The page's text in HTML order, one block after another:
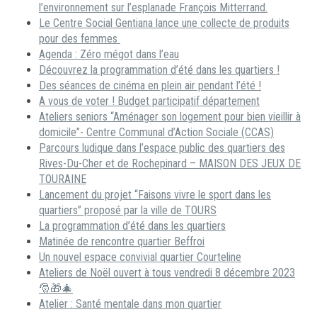
l’environnement sur l’esplanade François Mitterrand.
Le Centre Social Gentiana lance une collecte de produits
pour des femmes
Agenda : Zéro mégot dans l’eau
Découvrez la programmation d’été dans les quartiers !
Des séances de cinéma en plein air pendant l’été !
A vous de voter ! Budget participatif département
Ateliers seniors “Aménager son logement pour bien vieillir à
domicile”- Centre Communal d’Action Sociale (CCAS)
Parcours ludique dans l’espace public des quartiers des
Rives-Du-Cher et de Rochepinard – MAISON DES JEUX DE
TOURAINE
Lancement du projet “Faisons vivre le sport dans les
quartiers” proposé par la ville de TOURS
La programmation d’été dans les quartiers
Matinée de rencontre quartier Beffroi
Un nouvel espace convivial quartier Courteline
Ateliers de Noël ouvert à tous vendredi 8 décembre 2023
🎅🎁🎄
Atelier : Santé mentale dans mon quartier